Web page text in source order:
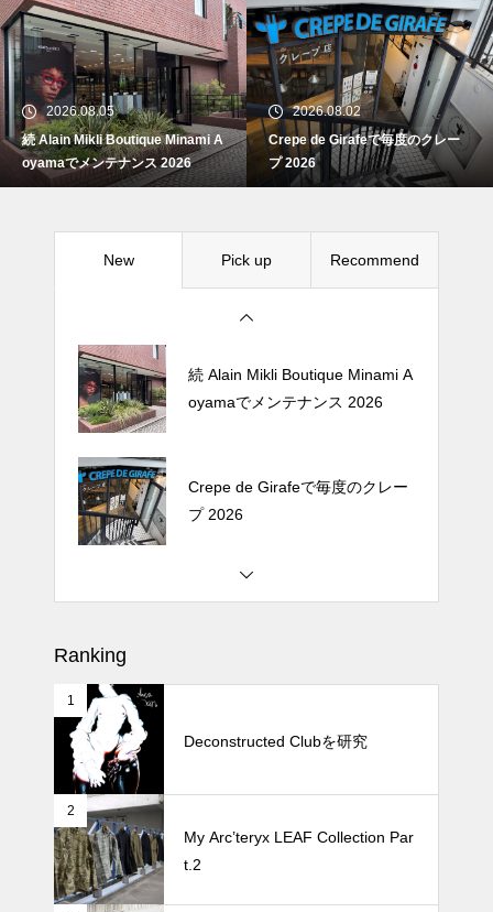
2026.08.05
続 Alain Mikli Boutique Minami A
oyamaでメンテナンス 2026
2026.08.02
Crepe de Girafeで毎度のクレー
プ 2026
New Pick up Recommend
続 Alain Mikli Boutique Minami A
oyamaでメンテナンス 2026
Crepe de Girafeで毎度のクレー
プ 2026
続 Alain Mikli Boutique Minami A
oyamaでメンテナンス 2026
Crepe de Girafeで毎度のクレー
プ 2026
oyamaでメンテナンス 2026
プ 2026
Ranking
1
Deconstructed Clubを研究
2
My Arc’teryx LEAF Collection Par
t.2